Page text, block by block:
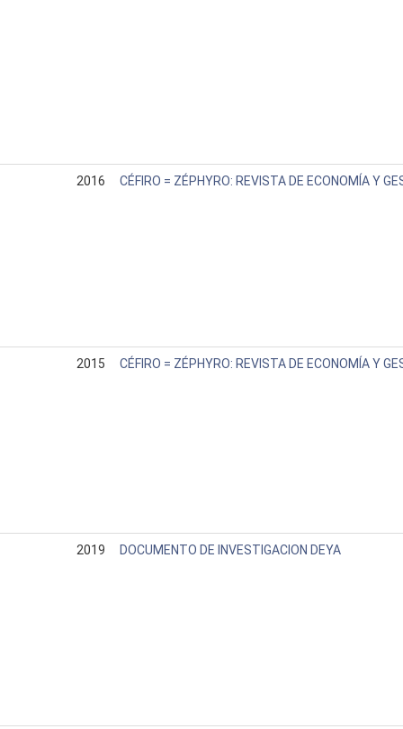
2016 CÉFIRO = ZÉPHYRO: REVISTA DE ECONOMÍA Y
2015 CÉFIRO = ZÉPHYRO: REVISTA DE ECONOMÍA Y
2019 DOCUMENTO DE INVESTIGACION DEYA